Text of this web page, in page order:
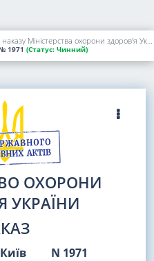
Про внесення змін до наказу Міністерства охорони здоров'я України від 19 липня 2005 року N 360
1971 (Статус: Чинний)
ОХОРОНИ
УКРАЇНИ
N 1971